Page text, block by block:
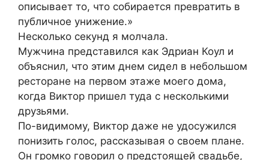
описывает то, что собирается превратить в
публичное унижение.»
Несколько секунд я молчала.
Мужчина представился как Эдриан Коул и
объяснил, что этим днем сидел в небольшом
ресторане на первом этаже моего дома,
когда Виктор пришел туда с несколькими
друзьями.
По-видимому, Виктор даже не удосужился
понизить голос, рассказывая о своем плане.
Он громко говорил о предстоящей свадьбе,